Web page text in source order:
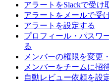
アラートをSlackで受け
アラートをメールで受
アラートを設定する
プロフィール・パスワ
る
メンバーの権限を変更
メンバーをチームに招
自動レビュー依頼を設